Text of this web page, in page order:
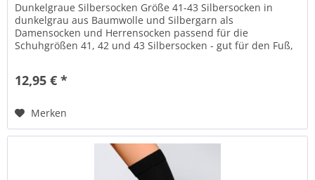
Dunkelgraue Silbersocken Größe 41-43 Silbersocken in
dunkelgrau aus Baumwolle und Silbergarn als
Damensocken und Herrensocken passend für die
Schuhgrößen 41, 42 und 43 Silbersocken - gut für den Fuß,
12,95 € *
Merken